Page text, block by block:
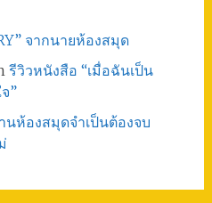
จากนายห้องสมุด
รีวิวหนังสือ “เมื่อฉันเป็น
”
นห้องสมุดจำเป็นต้องจบ